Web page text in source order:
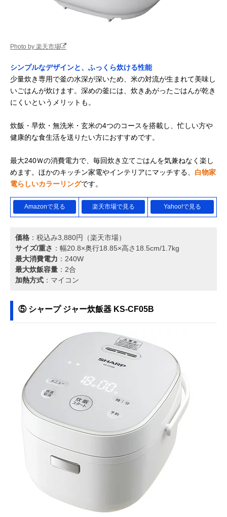
Photo by 楽天市場
シンプルなデザインと、ふっくら炊ける性能
少量炊き専用で釜の水深が深いため、米の対流が生まれて美味し
いごはんが炊けます。深めの釜には、炊きあがったごはんが乾き
にくいというメリットも。
炊飯・早炊・無洗米・玄米の4つのコースを搭載し、忙しい方や
健康的な食生活を送りたい方におすすめです。
最大240Ｗの消費電力で、毎回炊き立てごはんを気兼ねなく楽し
めます。ほかのキッチン家電やインテリアにマッチする、 白物家
電らしいカラーリングです。
Amazonで見る 楽天市場で見る Yahoo!で見る
価格 ：税込み3,880円（楽天市場）
サイズ/重さ ：幅20.8×奥行18.85×高さ18.5cm/1.7kg
最大消費電力 ：240W
最大炊飯容量 ：2合
加熱方式 ：マイコン
⑤ シャープ ジャー炊飯器 KS-CF05B